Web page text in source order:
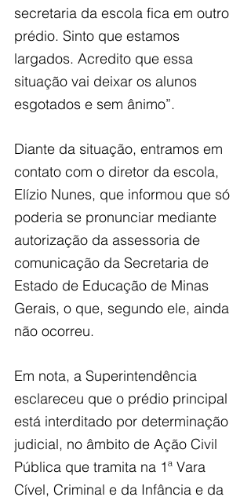
secretaria da escola fica em outro
prédio. Sinto que estamos
largados. Acredito que essa
situação vai deixar os alunos
esgotados e sem ânimo”.
Diante da situação, entramos em
contato com o diretor da escola,
Elízio Nunes, que informou que só
poderia se pronunciar mediante
autorização da assessoria de
comunicação da Secretaria de
Estado de Educação de Minas
Gerais, o que, segundo ele, ainda
não ocorreu.
Em nota, a Superintendência
esclareceu que o prédio principal
está interditado por determinação
judicial, no âmbito de Ação Civil
Pública que tramita na 1ª Vara
Cível, Criminal e da Infância e da